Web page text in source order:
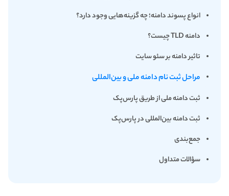
انواع پسوند دامنه؛ چه گزینه‌هایی وجود دارد؟
دامنه TLD چیست؟
تاثیر دامنه بر سئو سایت
مراحل ثبت نام دامنه ملی و بین‌المللی
ثبت دامنه ملی از طریق پارس‌پک
ثبت دامنه بین‌المللی در پارس‌پک
جمع‌بندی
سؤالات متداول